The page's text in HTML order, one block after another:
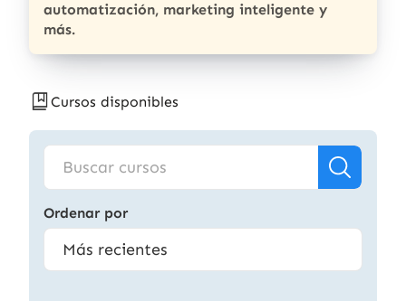
automatización, marketing inteligente y
más.
Cursos disponibles
Ordenar por